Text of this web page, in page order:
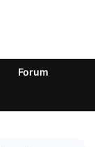
Forum